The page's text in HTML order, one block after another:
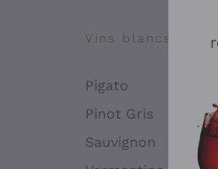
Vins blancs
Pigato
Pinot Gris
Sauvignon